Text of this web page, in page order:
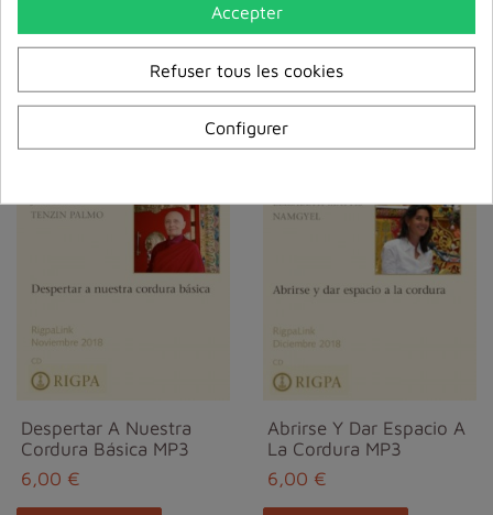
De La Impermanencia A
La Vacuidad, Pasando
6,00 €
¿Qué Significa Tener
Ética? MP3
6,00 €
Despertar A Nuestra
Cordura Básica MP3
6,00 €
Abrirse Y Dar Espacio A
La Cordura MP3
6,00 €
Accepter
Refuser tous les cookies
Configurer